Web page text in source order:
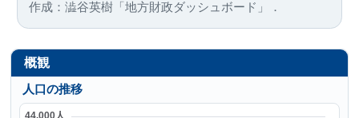
作成：澁谷英樹「地方財政ダッシュボード」．
概観
人口の推移